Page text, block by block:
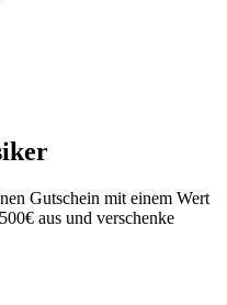
Gutschein mit einem Wert
aus und verschenke